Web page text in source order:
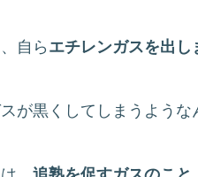
自ら エチレンガスを出し
が黒くしてしまうような